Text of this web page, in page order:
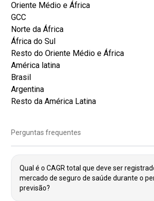
Oriente Médio e África
GCC
Norte da África
África do Sul
Resto do Oriente Médio e África
América latina
Brasil
Argentina
Resto da América Latina
Perguntas frequentes
Qual é o CAGR total que deve ser
mercado de seguro de saúde durante o
previsão?